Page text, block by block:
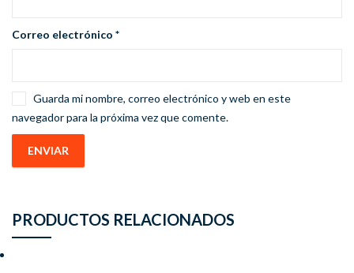
Correo electrónico *
Guarda mi nombre, correo electrónico y web en este
navegador para la próxima vez que comente.
PRODUCTOS RELACIONADOS